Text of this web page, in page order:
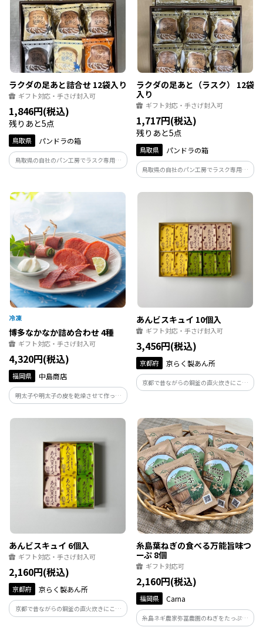
ラクダの足あと詰合せ 12袋入り
ギフト対応・手さげ封入可
1,846円(税込)
残りあと5点
鳥取県 パンドラの箱
鳥取県の自社のパン工房でラスク専用に
焼き上げたバゲットを使いケーキ屋さん
ラクダの足あと（ラスク） 12袋
入り
ギフト対応・手さげ封入可
1,717円(税込)
残りあと5点
鳥取県 パンドラの箱
鳥取県の自社のパン工房でラスク専用に
焼き上げたバゲットを使いケーキ屋さん
が作ったラスクです。
博多なかなか詰め合わせ 4種
ギフト対応・手さげ封入可
4,320円(税込)
福岡県 中島商店
明太子や明太子の皮を乾燥させて作った
乾燥めんたいです。お酒、特に日本酒との
相性抜群です。
あんビスキュイ 10個入
ギフト対応・手さげ封入可
3,456円(税込)
京都府 京らく製あん所
京都で昔ながらの銅釜の直火炊きにこだ
わった餡とスイーツを手掛ける京らく製
あんビスキュイ 6個入
ギフト対応・手さげ封入可
2,160円(税込)
京都府 京らく製あん所
京都で昔ながらの銅釜の直火炊きにこだ
わった餡とスイーツを手掛ける京らく製
糸島葉ねぎの食べる万能旨味つ
ーぷ 8個
ギフト対応可
2,160円(税込)
福岡県 Carna
糸島ネギ農家弥冨農園のねぎをたっぷり
入れ、日本が誇れる伝統製法である木桶